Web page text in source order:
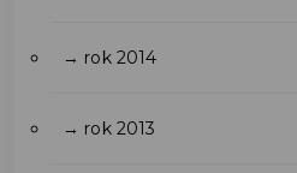
→ rok 2014
→ rok 2013